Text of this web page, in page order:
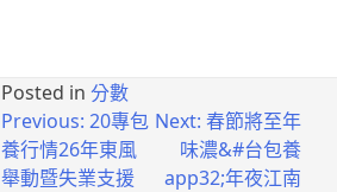
Posted in 分數
Previous: 20專包
養行情26年東風
舉動暨失業支援
Next: 春節將至年
味濃&#台包養
app32;年夜江南